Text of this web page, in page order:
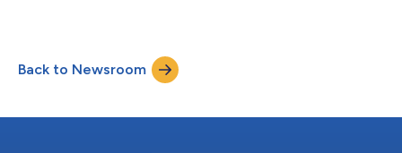
ensayo clínico en humanos con carcinoma de células
escamosas de cabeza y cuello (HNSCC) recurrente o
metastásico, cuyo inicio está previsto para el segundo...
Back to Newsroom